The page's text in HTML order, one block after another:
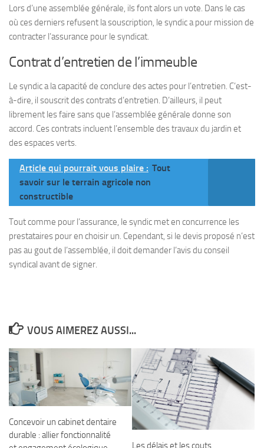
Lors d’une assemblée générale, ils font alors un vote. Dans le cas
où ces derniers refusent la souscription, le syndic a pour mission de
contracter l’assurance pour le syndicat.
Contrat d’entretien de l’immeuble
Le syndic a la capacité de conclure des actes pour l’entretien. C’est-
à-dire, il souscrit des contrats d’entretien. D’ailleurs, il peut
librement les faire sans que l’assemblée générale donne son
accord. Ces contrats incluent l’ensemble des travaux du jardin et
des espaces verts.
Article qui pourrait vous plaire : Tout
savoir sur le terrain agricole non
constructible
Tout comme pour l’assurance, le syndic met en concurrence les
prestataires pour en choisir un. Cependant, si le devis proposé n’est
pas au gout de l’assemblée, il doit demander l’avis du conseil
syndical avant de signer.
VOUS AIMEREZ AUSSI...
Concevoir un cabinet dentaire
durable : allier fonctionnalité
Les délais et les couts